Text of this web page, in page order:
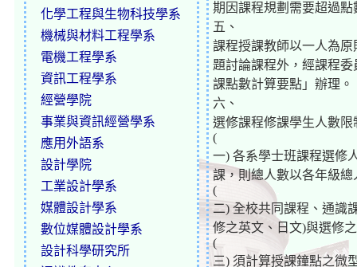
化學工程與生物科技學系
機械與材料工程學系
電機工程學系
資訊工程學系
經營學院
事業與資訊經營學系
應用外語系
設計學院
工業設計學系
媒體設計學系
數位媒體設計學系
設計科學研究所
期因課程規劃需要超過
五、
課程授課教師以一人為
題討論課程外，經課程
課點數計算要點」辦理。
六、
選修課程修課學生人數限
(
一) 各系學士班課程選修
課，則總人數以各年級
(
二) 全校共同課程、通識
修之英文、日文)與選修
(
三) 須計算授課鐘點之微